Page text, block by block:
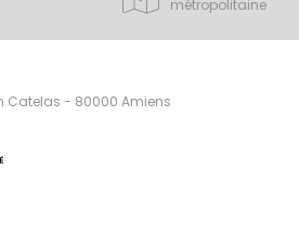
métropolitaine
Catelas - 80000 Amiens